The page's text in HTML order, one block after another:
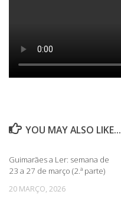
YOU MAY ALSO LIKE...
Guimarães a Ler: semana de
23 a 27 de março (2.ª parte)
20 MARÇO, 2026